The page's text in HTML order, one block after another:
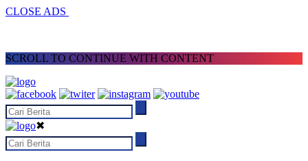
CLOSE ADS
SCROLL TO CONTINUE WITH CONTENT
✖